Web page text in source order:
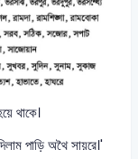
থাকে।
পাড়ি অথৈ সায়রে।'